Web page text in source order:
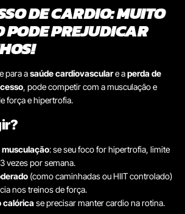
DE CARDIO: MUITO
PODE PREJUDICAR
para asaúde cardiovasculare aperda de
, pode competir com a musculação e
força e hipertrofia.
musculação: se seu foco for hipertrofia, limite
vezes por semana.
(como caminhadas ou HIIT controlado)
nos treinos de força.
calóricase precisar manter cardio na rotina.